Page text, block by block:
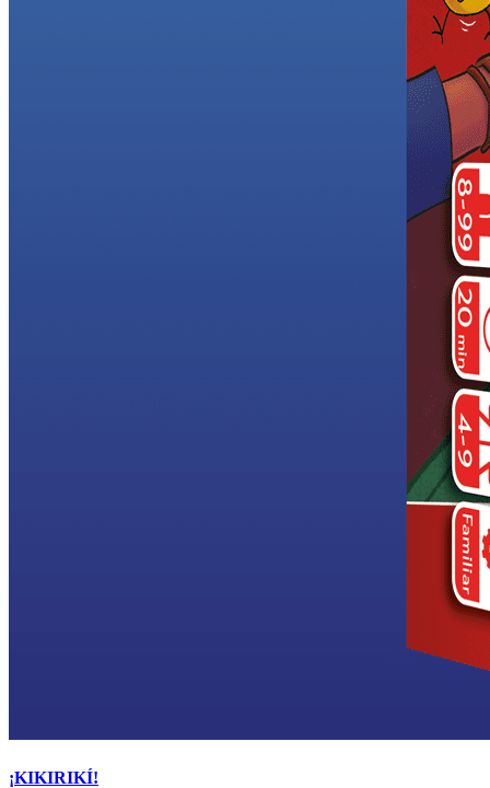
¡KIKIRIKÍ!